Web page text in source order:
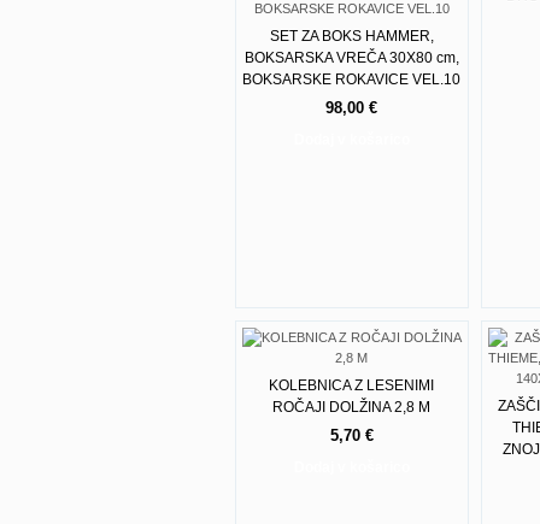
SET ZA BOKS HAMMER,
BOKSARSKA VREČA 30X80 cm,
BOKSARSKE ROKAVICE VEL.10
98,00 €
KOLEBNICA Z LESENIMI
ROČAJI DOLŽINA 2,8 M
5,70 €